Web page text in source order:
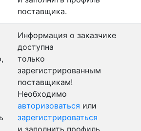
поставщика.
Информация о заказчике
доступна
только
зарегистрированным
поставщикам!
Необходимо
авторизоваться или
зарегистрироваться
и заполнить профиль